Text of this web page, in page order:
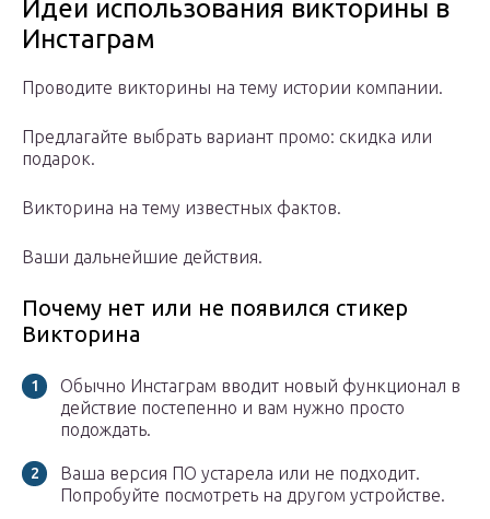
Идеи использования викторины в
Инстаграм
Проводите викторины на тему истории компании.
Предлагайте выбрать вариант промо: скидка или
подарок.
Викторина на тему известных фактов.
Ваши дальнейшие действия.
Почему нет или не появился стикер
Викторина
Обычно Инстаграм вводит новый функционал в
действие постепенно и вам нужно просто
подождать.
Ваша версия ПО устарела или не подходит.
Попробуйте посмотреть на другом устройстве.